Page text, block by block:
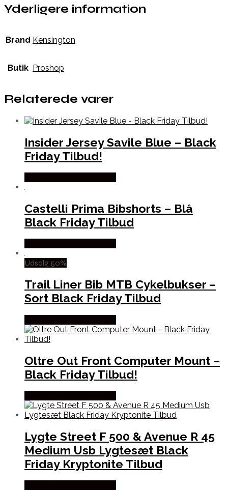
Yderligere information
Brand Kensington
Butik Proshop
Relaterede varer
Insider Jersey Savile Blue – Black
Friday Tilbud!
Castelli Prima Bibshorts – Blå
Black Friday Tilbud
Udsalg 50%
Trail Liner Bib MTB Cykelbukser –
Sort Black Friday Tilbud
Oltre Out Front Computer Mount –
Black Friday Tilbud!
Lygte Street F 500 & Avenue R 45
Medium Usb Lygtesæt Black
Friday Kryptonite Tilbud